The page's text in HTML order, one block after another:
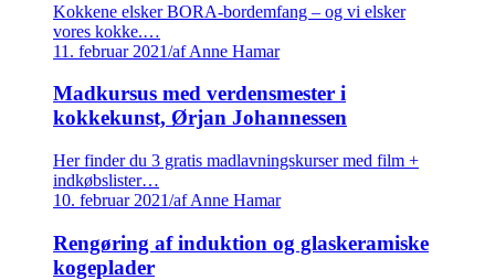
Kokkene elsker BORA-bordemfang – og vi elsker
vores kokke.…
11. februar 2021/af Anne Hamar
Madkursus med verdensmester i
kokkekunst, Ørjan Johannessen
Her finder du 3 gratis madlavningskurser med film +
indkøbslister…
10. februar 2021/af Anne Hamar
Rengøring af induktion og glaskeramiske
kogeplader